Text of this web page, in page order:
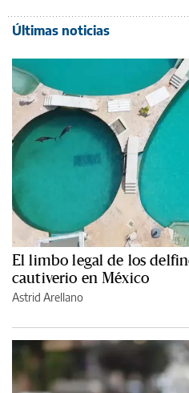
Últimas noticias
El limbo legal de los
cautiverio en México
Astrid Arellano